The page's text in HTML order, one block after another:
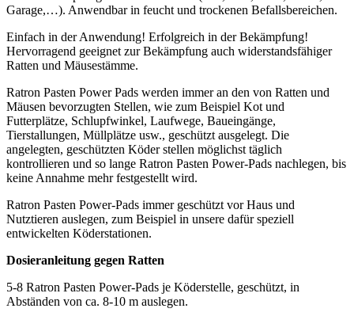
Garage,…). Anwendbar in feucht und trockenen Befallsbereichen.
Einfach in der Anwendung! Erfolgreich in der Bekämpfung!
Hervorragend geeignet zur Bekämpfung auch widerstandsfähiger
Ratten und Mäusestämme.
Ratron Pasten Power Pads werden immer an den von Ratten und
Mäusen bevorzugten Stellen, wie zum Beispiel Kot und
Futterplätze, Schlupfwinkel, Laufwege, Baueingänge,
Tierstallungen, Müllplätze usw., geschützt ausgelegt. Die
angelegten, geschützten Köder stellen möglichst täglich
kontrollieren und so lange Ratron Pasten Power-Pads nachlegen, bis
keine Annahme mehr festgestellt wird.
Ratron Pasten Power-Pads immer geschützt vor Haus und
Nutztieren auslegen, zum Beispiel in unsere dafür speziell
entwickelten Köderstationen.
Dosieranleitung gegen Ratten
5-8 Ratron Pasten Power-Pads je Köderstelle, geschützt, in
Abständen von ca. 8-10 m auslegen.